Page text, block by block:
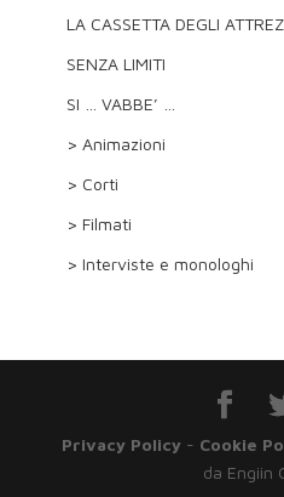
LA CASSETTA DEGLI
SENZA LIMITI
SI … VABBE’ …
> Animazioni
> Corti
> Filmati
> Interviste e monologhi
Privacy Policy- Cookie
da Engiin